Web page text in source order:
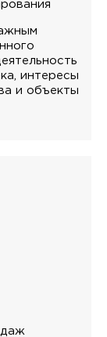
интересы
и объекты